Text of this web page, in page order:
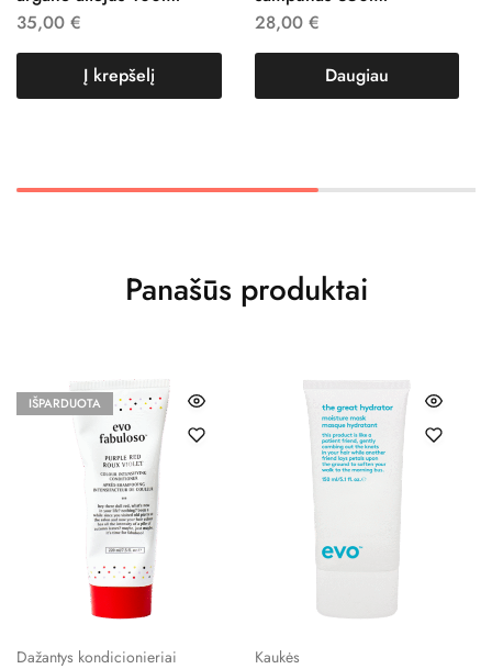
35,00 €
Į krepšelį
28,00 €
Daugiau
Panašūs produktai
IŠPARDUOTA
Dažantys kondicionieriai Kaukės